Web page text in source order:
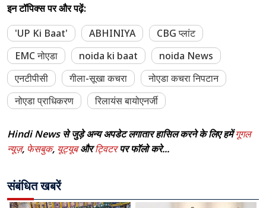
इन टॉपिक्स पर और पढ़ें:
'UP Ki Baat'
ABHINIYA
CBG प्लांट
EMC नोएडा
noida ki baat
noida News
एनटीपीसी
गीला-सूखा कचरा
नोएडा कचरा निपटान
नोएडा प्राधिकरण
रिलायंस बायोएनर्जी
Hindi News से जुड़े अन्य अपडेट लगातार हासिल करने के लिए हमेंगूगल
न्यूज़, फेसबुक, यूट्यूबऔरट्विटरपर फॉलो करे...
संबंधित खबरें